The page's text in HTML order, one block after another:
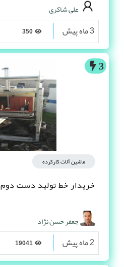
علی شاکری
3 ماه پیش
3
ماشین آلات کارکرده
خریدار خط تولید دست دوم
جعفر حسن نژاد
2 ماه پیش